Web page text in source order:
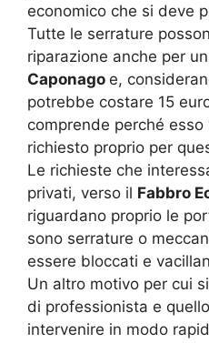
economico che si deve
Tutte le serrature
riparazione anche per un
Caponago e,
potrebbe costare 15
comprende perché
richiesto proprio per
Le richieste che
privati, verso il Fabbro
riguardano proprio le
sono serrature o
essere bloccati e
Un altro motivo per cui
di professionista e
intervenire in modo